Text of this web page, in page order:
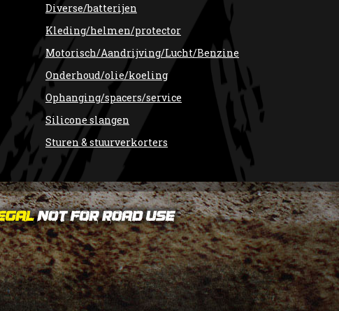
Diverse/batterijen
Kleding/helmen/protector
Motorisch/Aandrijving/Lucht/Benzine
Onderhoud/olie/koeling
Ophanging/spacers/service
Silicone slangen
Sturen & stuurverkorters